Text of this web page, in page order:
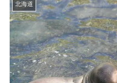
北海道